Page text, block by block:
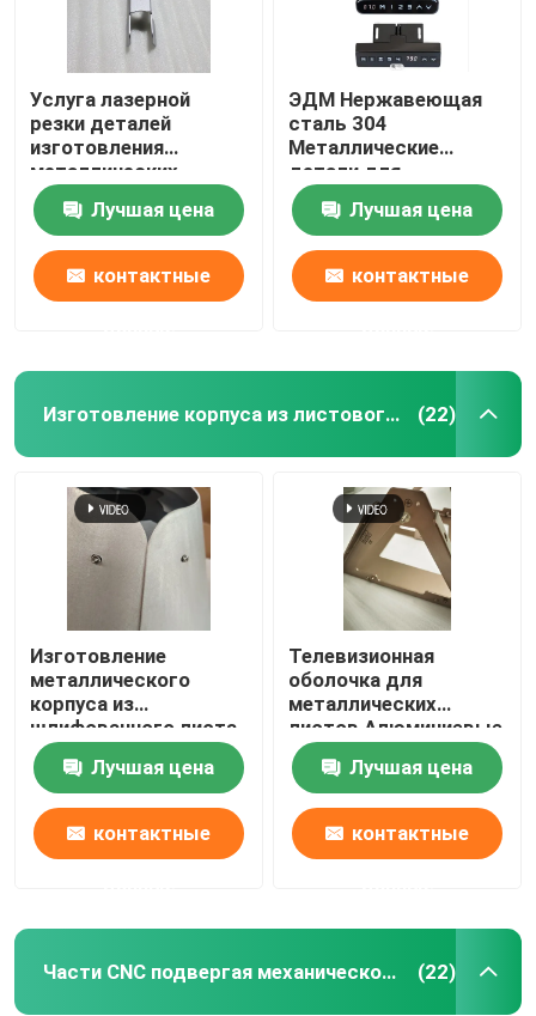
Главная страница
Продукция
О Компании
Услуга лазерной
резки деталей
изготовления
металлических
листов на заказ
Лучшая цена
контактные
ЭДМ Нержавеющая
сталь 304
Металлические
детали для
изготовления
металлических
листов Лазерная
резка
Лучшая цена
контактные
Изготовление корпуса из листового металла (22)
Изготовление
металлического
корпуса из
шлифованного листа
Нержавеющая сталь
Лучшая цена
контактные
Телевизионная
оболочка для
металлических
листов Алюминиевые
запасные части OEM
Лучшая цена
контактные
Части CNC подвергая механической обработке (22)